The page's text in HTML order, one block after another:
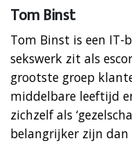
Tom Binst
Tom Binst is een IT-
sekswerk zit als
grootste groep
middelbare leeftijd
zichzelf als
belangrijker zijn dan